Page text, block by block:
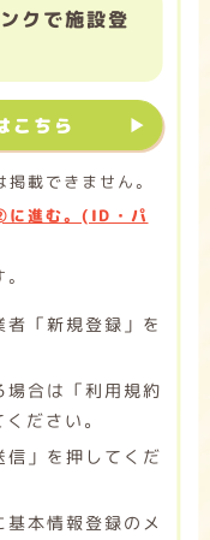
クで施設登
こちら
載できません。
に進む。(ID・パ
「新規登録」を
合は「利用規約
ださい。
」を押してくだ
本情報登録のメ